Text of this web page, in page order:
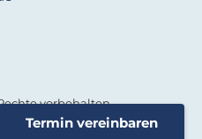
Termin vereinbaren
vorbehalten.